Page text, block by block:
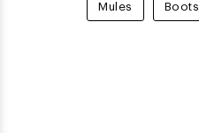
Mules Boots